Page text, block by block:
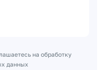
на обработку
данных